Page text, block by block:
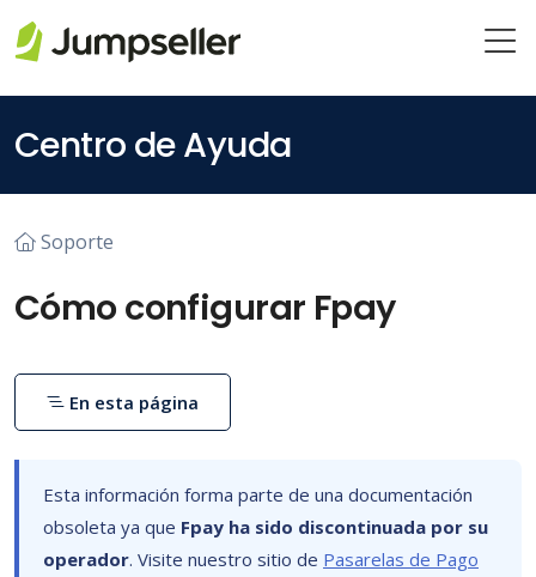
Centro de Ayuda
Soporte
Cómo configurar Fpay
Esta información forma parte de una documentación
obsoleta ya que Fpay ha sido discontinuada por su
operador. Visite nuestro sitio de Pasarelas de Pago
En esta página